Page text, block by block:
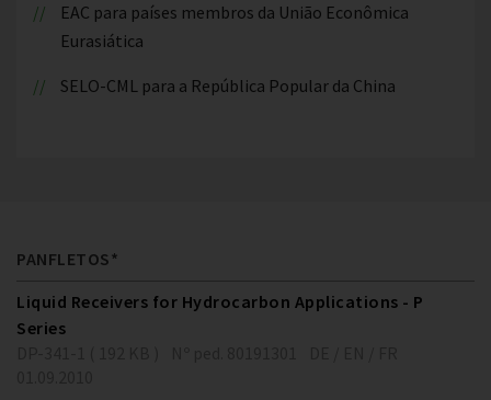
EAC para países membros da União Econômica
Eurasiática
SELO-CML para a República Popular da China
PANFLETOS*
Liquid Receivers for Hydrocarbon Applications - P
Series